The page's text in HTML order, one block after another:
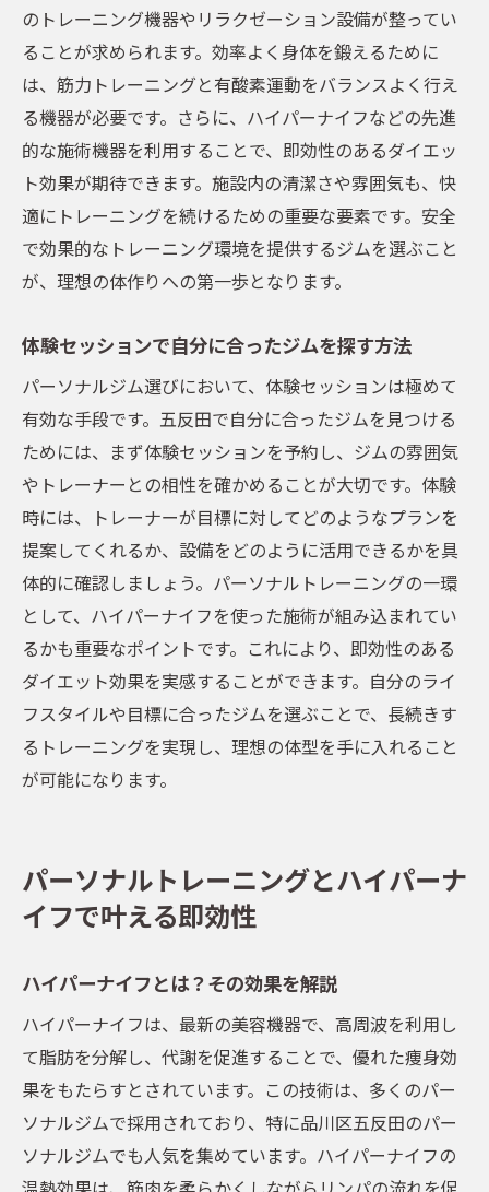
のトレーニング機器やリラクゼーション設備が整ってい
ることが求められます。効率よく身体を鍛えるために
は、筋力トレーニングと有酸素運動をバランスよく行え
る機器が必要です。さらに、ハイパーナイフなどの先進
的な施術機器を利用することで、即効性のあるダイエッ
ト効果が期待できます。施設内の清潔さや雰囲気も、快
適にトレーニングを続けるための重要な要素です。安全
で効果的なトレーニング環境を提供するジムを選ぶこと
が、理想の体作りへの第一歩となります。
体験セッションで自分に合ったジムを探す方法
パーソナルジム選びにおいて、体験セッションは極めて
有効な手段です。五反田で自分に合ったジムを見つける
ためには、まず体験セッションを予約し、ジムの雰囲気
やトレーナーとの相性を確かめることが大切です。体験
時には、トレーナーが目標に対してどのようなプランを
提案してくれるか、設備をどのように活用できるかを具
体的に確認しましょう。パーソナルトレーニングの一環
として、ハイパーナイフを使った施術が組み込まれてい
るかも重要なポイントです。これにより、即効性のある
ダイエット効果を実感することができます。自分のライ
フスタイルや目標に合ったジムを選ぶことで、長続きす
るトレーニングを実現し、理想の体型を手に入れること
が可能になります。
パーソナルトレーニングとハイパーナ
イフで叶える即効性
ハイパーナイフとは？その効果を解説
ハイパーナイフは、最新の美容機器で、高周波を利用し
て脂肪を分解し、代謝を促進することで、優れた痩身効
果をもたらすとされています。この技術は、多くのパー
ソナルジムで採用されており、特に品川区五反田のパー
ソナルジムでも人気を集めています。ハイパーナイフの